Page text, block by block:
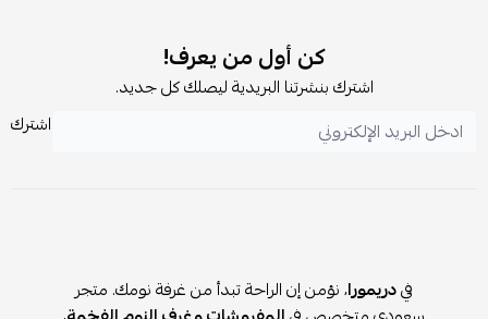
يغسل بالغسالة على درجة حرارة 40° مئوية.
لا يُستخدم المبيض أو التنشيف الآلي.
يمكن الكي بدرجة حرارة تصل إلى 200° مئوية.
لا يُستخدم التنظيف الجاف.
كن أول من يعرف!
اشترك بنشرتنا البريدية ليصلك كل جديد.
اشترك
فيدريمورا، نؤمن إن الراحة تبدأ من غرفة نومك. متجر